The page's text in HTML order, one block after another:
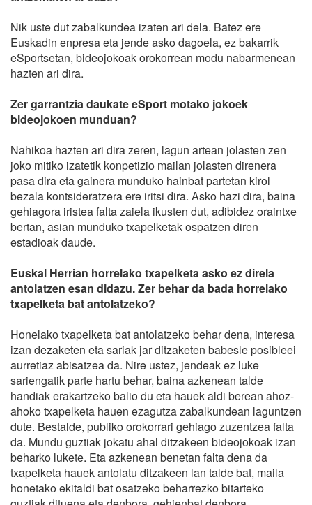
Nik uste dut zabalkundea izaten ari dela. Batez ere
Euskadin enpresa eta jende asko dagoela, ez bakarrik
eSportsetan, bideojokoak orokorrean modu nabarmenean
hazten ari dira.
Zer garrantzia daukate eSport motako jokoek
bideojokoen munduan?
Nahikoa hazten ari dira zeren, lagun artean jolasten zen
joko mitiko izatetik konpetizio mailan jolasten direnera
pasa dira eta gainera munduko hainbat partetan kirol
bezala kontsideratzera ere iritsi dira. Asko hazi dira, baina
gehiagora iristea falta zaiela ikusten dut, adibidez oraintxe
bertan, asian munduko txapelketak ospatzen diren
estadioak daude.
Euskal Herrian horrelako txapelketa asko ez direla
antolatzen esan didazu. Zer behar da bada horrelako
txapelketa bat antolatzeko?
Honelako txapelketa bat antolatzeko behar dena, interesa
izan dezaketen eta sariak jar ditzaketen babesle posibleei
aurretiaz abisatzea da. Nire ustez, jendeak ez luke
sariengatik parte hartu behar, baina azkenean talde
handiak erakartzeko balio du eta hauek aldi berean ahoz-
ahoko txapelketa hauen ezagutza zabalkundean laguntzen
dute. Bestalde, publiko orokorrari gehiago zuzentzea falta
da. Mundu guztiak jokatu ahal ditzakeen bideojokoak izan
beharko lukete. Eta azkenean benetan falta dena da
txapelketa hauek antolatu ditzakeen lan talde bat, maila
honetako ekitaldi bat osatzeko beharrezko bitarteko